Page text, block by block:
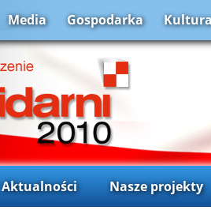
Media Gospodarka
Aktualności Nasze projekty